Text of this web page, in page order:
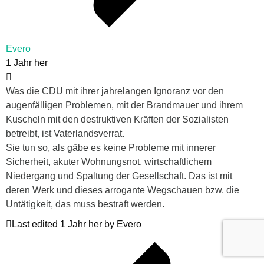
Evero
1 Jahr her
Was die CDU mit ihrer jahrelangen Ignoranz vor den
augenfälligen Problemen, mit der Brandmauer und ihrem
Kuscheln mit den destruktiven Kräften der Sozialisten
betreibt, ist Vaterlandsverrat.
Sie tun so, als gäbe es keine Probleme mit innerer
Sicherheit, akuter Wohnungsnot, wirtschaftlichem
Niedergang und Spaltung der Gesellschaft. Das ist mit
deren Werk und dieses arrogante Wegschauen bzw. die
Untätigkeit, das muss bestraft werden.
Last edited 1 Jahr her by Evero